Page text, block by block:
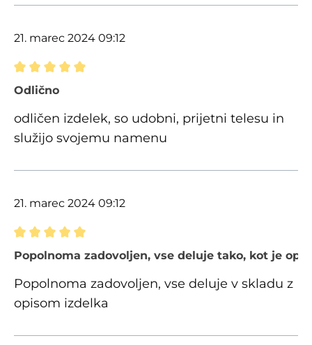
21. marec 2024 09:12
Ocena z oceno 5 od 5 zvezdic
Odlično
odličen izdelek, so udobni, prijetni telesu in
služijo svojemu namenu
21. marec 2024 09:12
Ocena z oceno 5 od 5 zvezdic
Popolnoma zadovoljen, vse deluje tako, kot je
Popolnoma zadovoljen, vse deluje v skladu z
opisom izdelka